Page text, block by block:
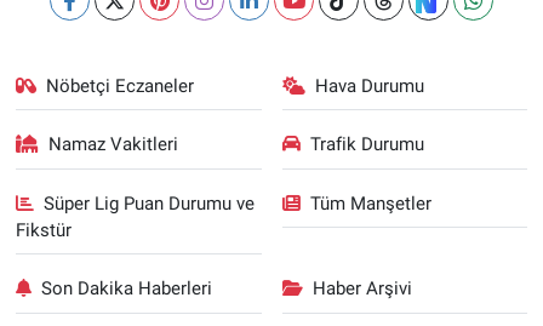
Nöbetçi Eczaneler Hava Durumu
Namaz Vakitleri Trafik Durumu
Süper Lig Puan Durumu ve
Fikstür
Tüm Manşetler
Son Dakika Haberleri Haber Arşivi